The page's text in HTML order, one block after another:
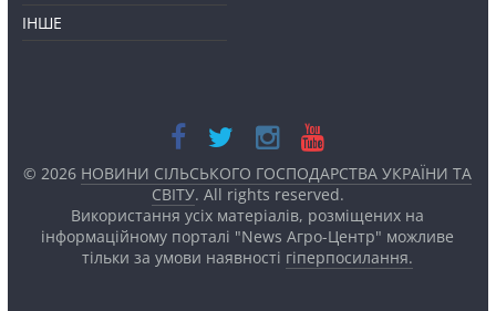
ІНШЕ
© 2026 НОВИНИ СІЛЬСЬКОГО ГОСПОДАРСТВА УКРАЇНИ ТА
СВІТУ. All rights reserved.
Використання усіх матеріалів, розміщених на
інформаційному порталі "News Агро-Центр" можливе
тільки за умови наявності гіперпосилання.